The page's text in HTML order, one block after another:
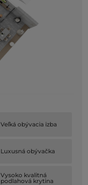
Veľká obývacia izba
Luxusná obývačka
Vysoko kvalitná
podlahová krytina